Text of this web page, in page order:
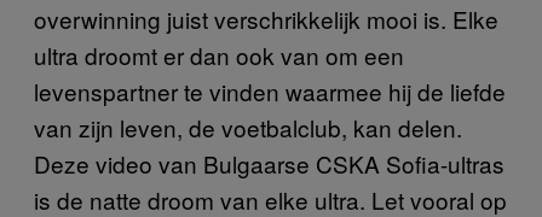
overwinning juist verschrikkelijk mooi is. Elke
ultra droomt er dan ook van om een
levenspartner te vinden waarmee hij de liefde
van zijn leven, de voetbalclub, kan delen.
Deze video van Bulgaarse CSKA Sofia-ultras
is de natte droom van elke ultra. Let vooral op